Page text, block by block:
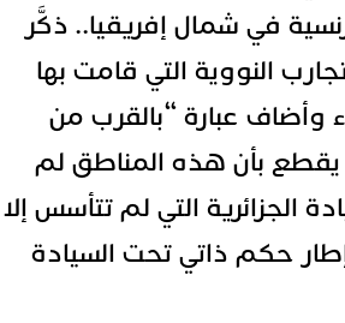
في شمال إفريقيا.. ذكَّر
النووية التي قامت بها
عبارة “بالقرب من
يقطع بأن هذه المناطق لم
الجزائرية التي لم تتأسس إلا
في إطار حكم ذاتي تحت السيادة